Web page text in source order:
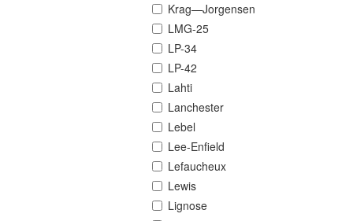
Krag—Jorgensen
LMG-25
LP-34
LP-42
Lahti
Lanchester
Lebel
Lee-Enfield
Lefaucheux
Lewis
Lignose